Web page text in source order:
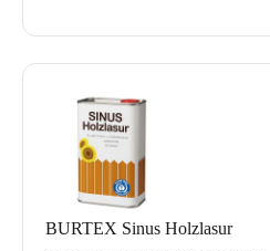
BURTEX Sinus Holzlasur